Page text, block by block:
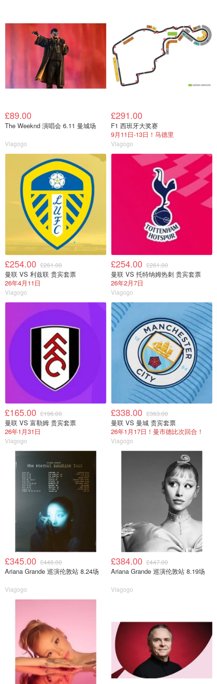
£89.00
The Weeknd 演唱会 6.11 曼城场
Viagogo
£291.00
F1 西班牙大奖赛
9月11日-13日！马德里
Viagogo
£254.00 £261.00
曼联 VS 利兹联 贵宾套票
26年4月11日
Viagogo
£254.00 £261.00
曼联 VS 托特纳姆热刺 贵宾套票
26年2月7日
Viagogo
£165.00 £196.00
曼联 VS 富勒姆 贵宾套票
26年1月31日
Viagogo
£338.00 £363.00
曼联 VS 曼城 贵宾套票
26年1月17日！曼市德比次回合！
Viagogo
£345.00 £446.00
Ariana Grande 巡演伦敦站 8.24场
Viagogo
£384.00 £447.00
Ariana Grande 巡演伦敦站 8.19场
Viagogo